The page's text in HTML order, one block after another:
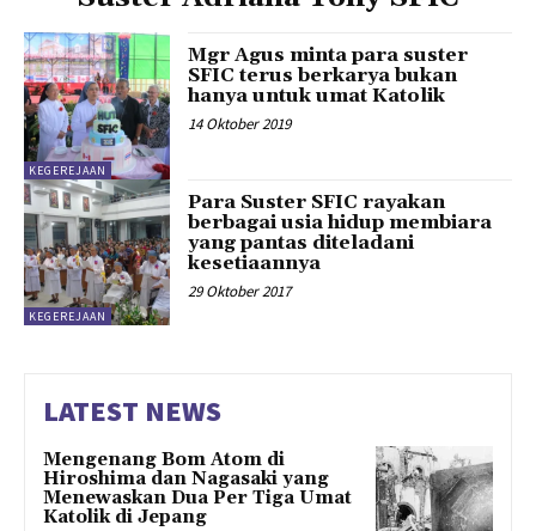
KEGEREJAAN
Mgr Agus minta para suster
SFIC terus berkarya bukan
hanya untuk umat Katolik
14 Oktober 2019
KEGEREJAAN
Para Suster SFIC rayakan
berbagai usia hidup membiara
yang pantas diteladani
kesetiaannya
29 Oktober 2017
LATEST NEWS
Mengenang Bom Atom di
Hiroshima dan Nagasaki yang
Menewaskan Dua Per Tiga Umat
Katolik di Jepang